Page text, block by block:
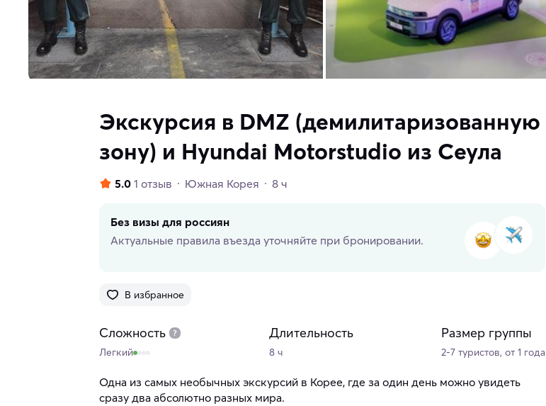
Экскурсия в DMZ (демилитаризованную
зону) и Hyundai Motorstudio из Сеула
В избранное
5.0 1 отзыв Южная Корея 8 ч
Без визы для россиян
Актуальные правила въезда уточняйте при бронировании.
Сложность
Легкий
Длительность
8 ч
Размер группы
2-7 туристов, от 1 года
Одна из самых необычных экскурсий в Корее, где за один день можно увидеть
сразу два абсолютно разных мира.